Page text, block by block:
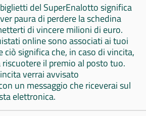
del SuperEnalotto significa
paura di perdere la schedina
di vincere milioni di euro.
online sono associati ai tuoi
ciò significa che, in caso di vincita,
il premio al posto tuo.
verrai avvisato
un messaggio che riceverai sul
elettronica.